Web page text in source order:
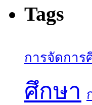
Tags
การจัดการ
ศึกษา